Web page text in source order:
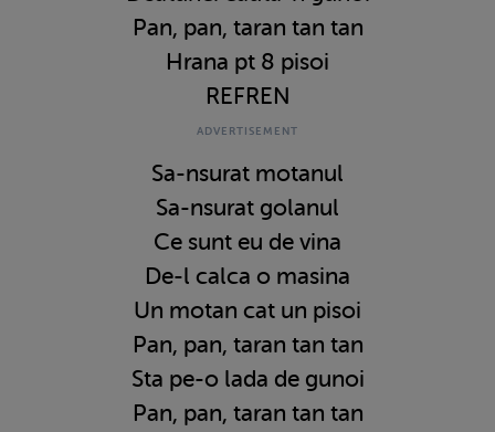
Pan, pan, taran tan tan
Hrana pt 8 pisoi
REFREN
Sa-nsurat motanul
Sa-nsurat golanul
Ce sunt eu de vina
De-l calca o masina
Un motan cat un pisoi
Pan, pan, taran tan tan
Sta pe-o lada de gunoi
Pan, pan, taran tan tan